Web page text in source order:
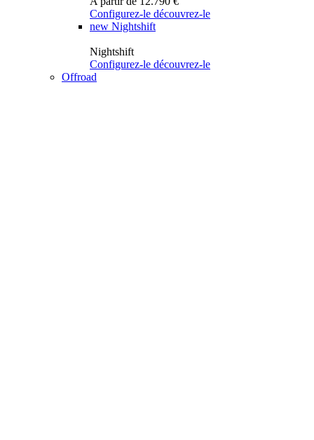
Configurez-le découvrez-le
new Nightshift
Nightshift
Configurez-le découvrez-le
Offroad